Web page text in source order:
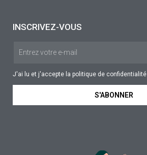
INSCRIVEZ-VOUS
J'ai lu et j'accepte la politique de confidentialité
S'ABONNER